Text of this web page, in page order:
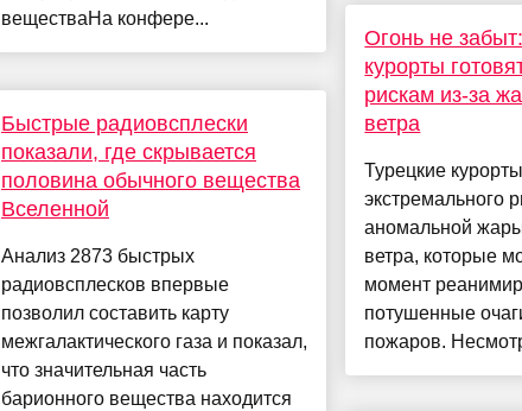
веществаНа конфере...
Быстрые радиовсплески
показали, где скрывается
половина обычного вещества
Вселенной
Анализ 2873 быстрых
радиовсплесков впервые
позволил составить карту
межгалактического газа и показал,
что значительная часть
барионного вещества находится
Огонь не
курорты
рискам из-за
ветра
Турецкие
экстремального
аномальной
ветра, которые
момент
потушенные
пожаров.